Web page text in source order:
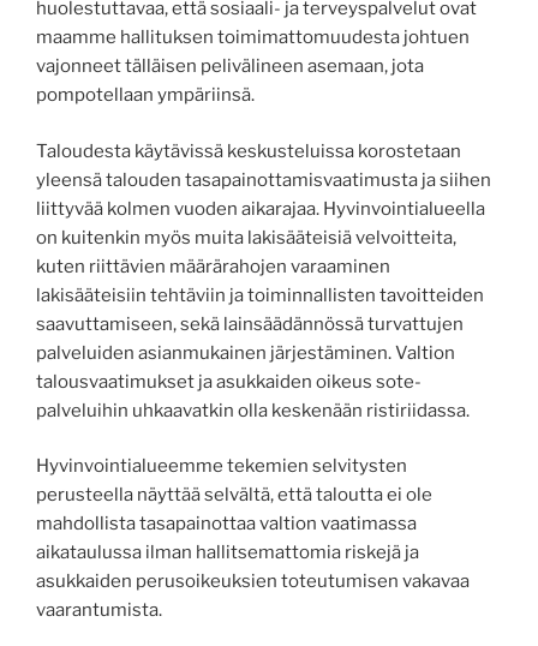
huolestuttavaa, että sosiaali- ja terveyspalvelut ovat
maamme hallituksen toimimattomuudesta johtuen
vajonneet tälläisen pelivälineen asemaan, jota
pompotellaan ympäriinsä.
Taloudesta käytävissä keskusteluissa korostetaan
yleensä talouden tasapainottamisvaatimusta ja siihen
liittyvää kolmen vuoden aikarajaa. Hyvinvointialueella
on kuitenkin myös muita lakisääteisiä velvoitteita,
kuten riittävien määrärahojen varaaminen
lakisääteisiin tehtäviin ja toiminnallisten tavoitteiden
saavuttamiseen, sekä lainsäädännössä turvattujen
palveluiden asianmukainen järjestäminen. Valtion
talousvaatimukset ja asukkaiden oikeus sote-
palveluihin uhkaavatkin olla keskenään ristiriidassa.
Hyvinvointialueemme tekemien selvitysten
perusteella näyttää selvältä, että taloutta ei ole
mahdollista tasapainottaa valtion vaatimassa
aikataulussa ilman hallitsemattomia riskejä ja
asukkaiden perusoikeuksien toteutumisen vakavaa
vaarantumista.